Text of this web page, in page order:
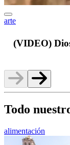
arte
(VIDEO)
Todo
alimentación